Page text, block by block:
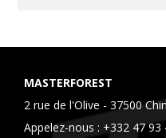
MASTERFOREST
2 rue de l'Olive - 37500
Appelez-nous : +332 47 93